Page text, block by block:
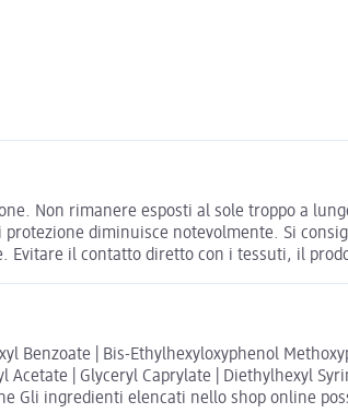
Non rimanere esposti al sole troppo a
diminuisce notevolmente. Si
Evitare il contatto diretto con i tessuti, il
Benzoate | Bis-Ethylhexyloxyphenol
| Glyceryl Caprylate | Diethylhexyl
Gli ingredienti elencati nello shop online